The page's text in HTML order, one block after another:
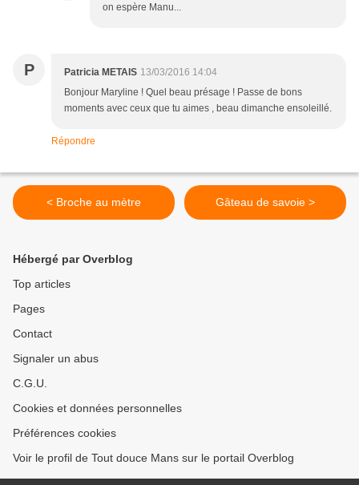
on espère Manu...
P Patricia METAIS 13/03/2016 14:04
Bonjour Maryline ! Quel beau présage ! Passe de bons
moments avec ceux que tu aimes , beau dimanche ensoleillé.
Répondre
< Broche au mètre Gâteau de savoie >
Hébergé par Overblog
Top articles
Pages
Contact
Signaler un abus
C.G.U.
Cookies et données personnelles
Préférences cookies
Voir le profil de Tout douce Mans sur le portail Overblog